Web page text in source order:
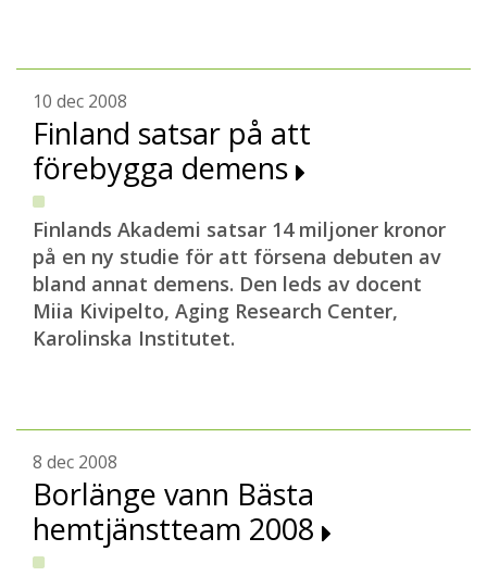
10 dec 2008
Finland satsar på att
förebygga demens
Finlands Akademi satsar 14 miljoner kronor
på en ny studie för att försena debuten av
bland annat demens. Den leds av docent
Miia Kivipelto, Aging Research Center,
Karolinska Institutet.
8 dec 2008
Borlänge vann Bästa
hemtjänstteam 2008